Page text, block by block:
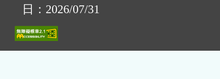
日：2026/07/31